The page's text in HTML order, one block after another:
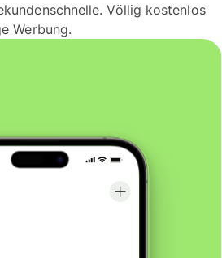
Völlig kostenlos
Werbung.